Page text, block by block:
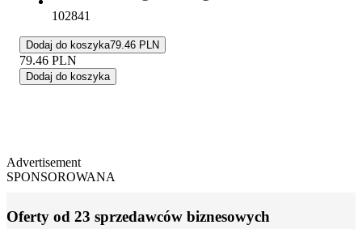
102841
Dodaj do koszyka79.46 PLN
79.46 PLN
Dodaj do koszyka
Advertisement
SPONSOROWANA
Oferty od 23 sprzedawców biznesowych